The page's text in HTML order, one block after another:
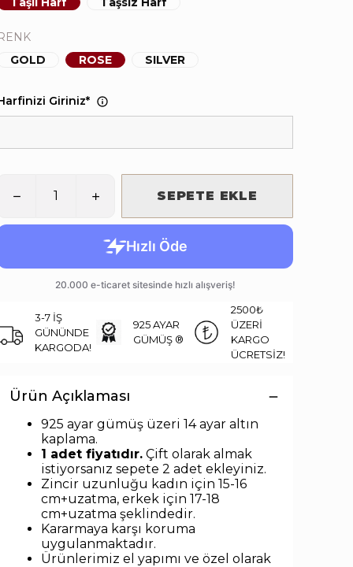
RENK
GOLD
ROSE SILVER
Giriniz*
SEPETE EKLE
3-7 İŞ
GÜNÜNDE
KARGODA!
925 AYAR
GÜMÜŞ ®
2500₺
ÜZERİ
KARGO
ÜCRETSİZ!
Ürün Açıklaması
925 ayar gümüş üzeri 14 ayar altın
kaplama.
1 adet fiyatıdır. Çift olarak almak
istiyorsanız sepete 2 adet ekleyiniz.
Zincir uzunluğu kadın için 15-16
cm+uzatma, erkek için 17-18
cm+uzatma şeklindedir.
Kararmaya karşı koruma
uygulanmaktadır.
Ürünlerimiz el yapımı ve özel olarak